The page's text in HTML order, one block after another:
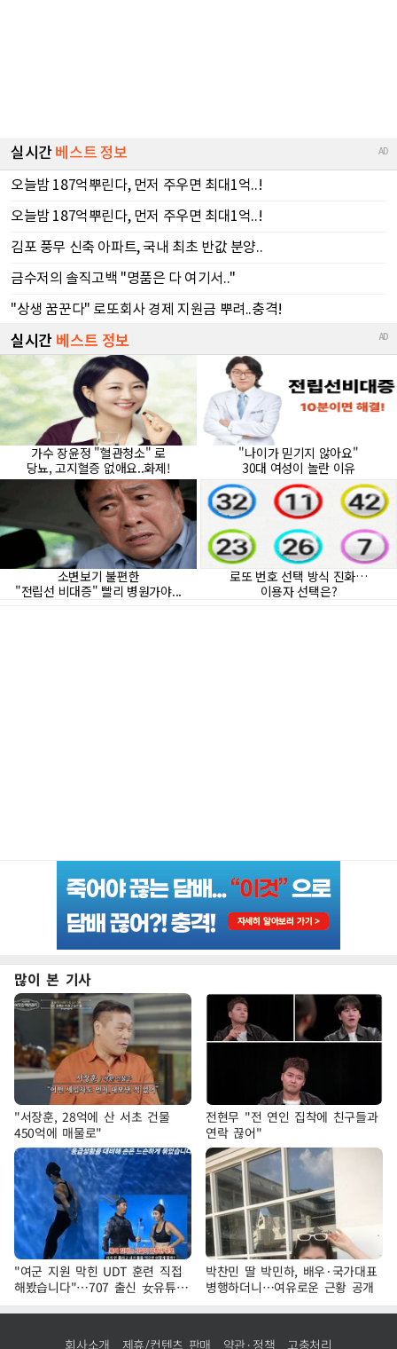
많이 본 기사
"서장훈, 28억에 산 서초 건물
450억에 매물로"
전현무 "전 연인 집착에 친구들과
연락 끊어"
"여군 지원 막힌 UDT 훈련 직접
해봤습니다"…707 출신 女유튜버
'완벽 소화'
박찬민 딸 박민하, 배우·국가대표
병행하더니…여유로운 근황 공개
회사소개 제휴/컨텐츠 판매 약관·정책 고충처리